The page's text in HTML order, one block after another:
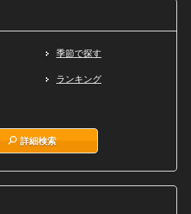
季節で探す
ランキング
詳細検索